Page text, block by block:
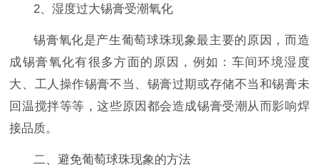
2、湿度过大锡膏受潮氧化
锡膏氧化是产生葡萄球珠现象最主要的原因，而造
成锡膏氧化有很多方面的原因，例如：车间环境湿度
大、工人操作锡膏不当、锡膏过期或存储不当和锡膏未
回温搅拌等等，这些原因都会造成锡膏受潮从而影响焊
接品质。
二、避免葡萄球珠现象的方法